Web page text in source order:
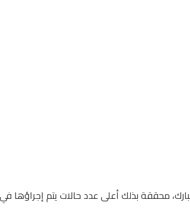
خلال عيد الأضحى المبارك، محققة بذلك أعلى عدد حالات